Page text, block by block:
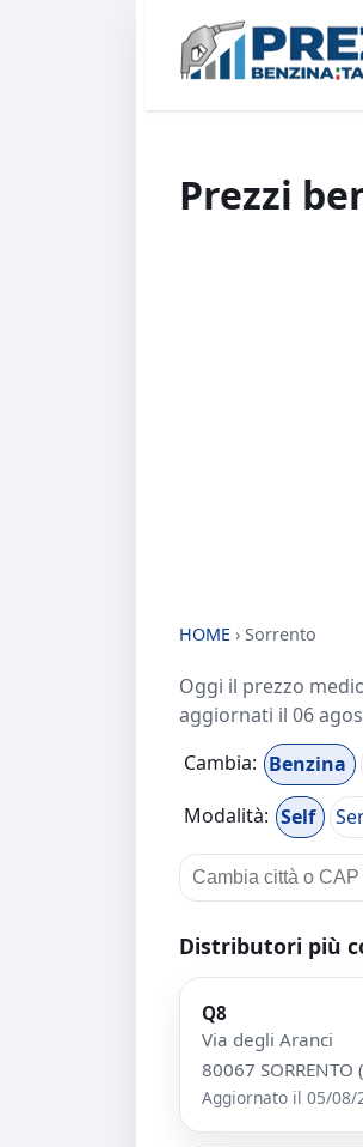
Prezzi
HOME › Sorrento
Oggi il prezzo
aggiornati il 06
Cambia: Benzina
Modalità: Self
Distributori più
Q8
Via degli Aranci
80067 SORRENTO
Aggiornato il 05/08/